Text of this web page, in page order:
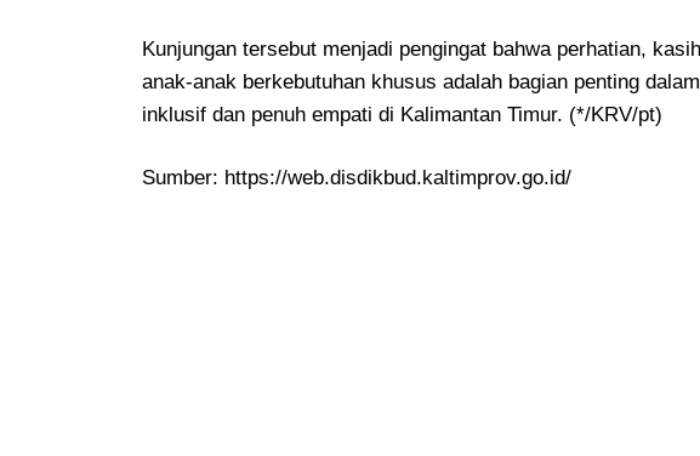
Kunjungan tersebut menjadi pengingat bahwa perhatian,
anak-anak berkebutuhan khusus adalah bagian penting
inklusif dan penuh empati di Kalimantan Timur. (*/KRV/pt)
Sumber: https://web.disdikbud.kaltimprov.go.id/